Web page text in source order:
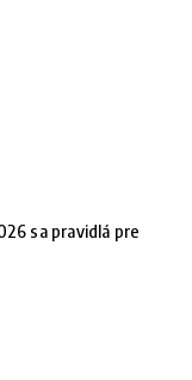
sa pravidlá pre